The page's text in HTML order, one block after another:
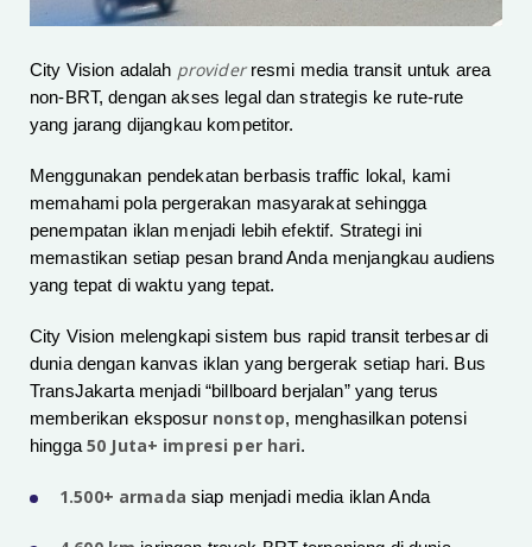
City Vision adalah providerresmi media transit untuk area
non-BRT, dengan akses legal dan strategis ke rute-rute
yang jarang dijangkau kompetitor.
Menggunakan pendekatan berbasis traffic lokal, kami
memahami pola pergerakan masyarakat sehingga
penempatan iklan menjadi lebih efektif. Strategi ini
memastikan setiap pesan brand Anda menjangkau audiens
yang tepat di waktu yang tepat.
City Vision melengkapi sistem bus rapid transit terbesar di
dunia dengan kanvas iklan yang bergerak setiap hari. Bus
TransJakarta menjadi “billboard berjalan” yang terus
memberikan eksposur nonstop, menghasilkan potensi
hingga 50 Juta+ impresi per hari.
1.500+ armada siap menjadi media iklan Anda